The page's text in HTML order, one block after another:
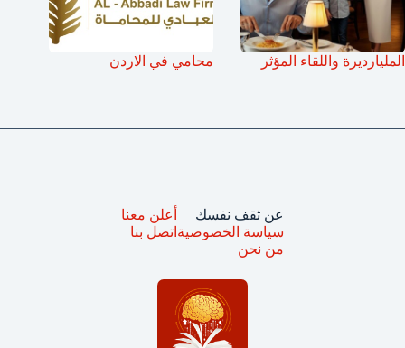
المليارديرة واللقاء المؤثر محامي في الاردن
عن ثقف نفسك
سياسة الخصوصية
من نحن
أعلن معنا
اتصل بنا